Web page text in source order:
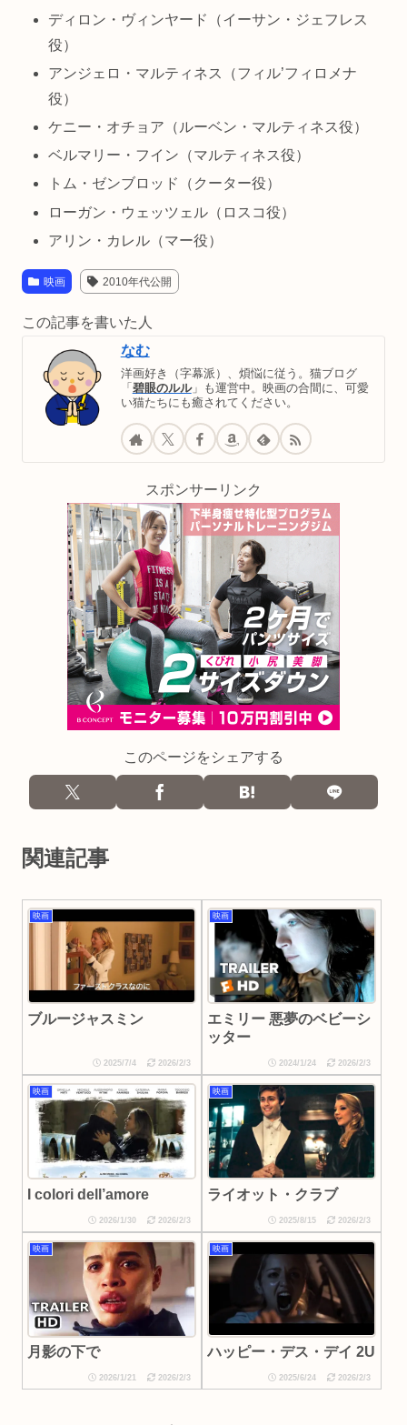
ディロン・ヴィンヤード（イーサン・ジェフレス
役）
アンジェロ・マルティネス（フィル’フィロメナ
役）
ケニー・オチョア（ルーベン・マルティネス役）
ベルマリー・フイン（マルティネス役）
トム・ゼンブロッド（クーター役）
ローガン・ウェッツェル（ロスコ役）
アリン・カレル（マー役）
映画 2010年代公開
この記事を書いた人
なむ
洋画好き（字幕派）、煩悩に従う。猫ブログ
「碧眼のルル」も運営中。映画の合間に、可愛
い猫たちにも癒されてください。
スポンサーリンク
このページをシェアする
関連記事
映画
ブルージャスミン
2025/7/4 2026/2/3
映画
エミリー 悪夢のベビーシ
ッター
2024/1/24 2026/2/3
映画
I colori dell’amore
2026/1/30 2026/2/3
映画
ライオット・クラブ
2025/8/15 2026/2/3
映画
月影の下で
2026/1/21 2026/2/3
映画
ハッピー・デス・デイ 2U
2025/6/24 2026/2/3